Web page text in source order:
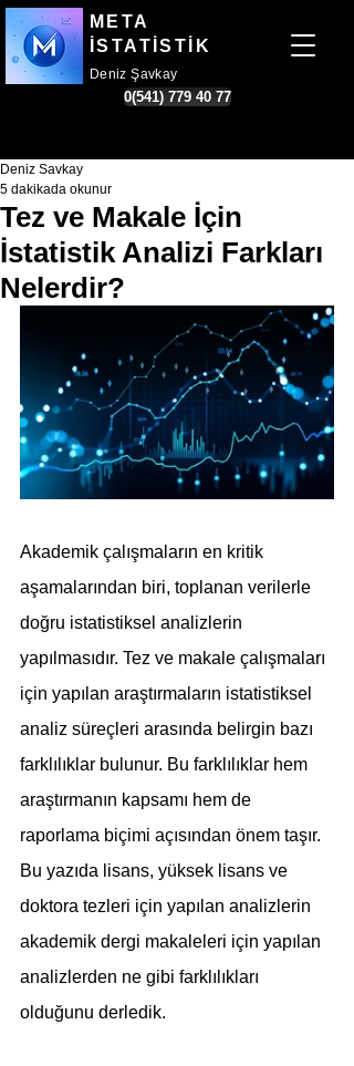
META
İSTATİSTİK
Deniz Şavkay
0(541) 779 40 77
Tez ve Makale İçin
İstatistik Analizi Farkları
Nelerdir?
Deniz Savkay
5 dakikada okunur
Akademik çalışmaların en kritik
aşamalarından biri, toplanan verilerle
doğru istatistiksel analizlerin
yapılmasıdır. Tez ve makale çalışmaları
için yapılan araştırmaların istatistiksel
analiz süreçleri arasında belirgin bazı
farklılıklar bulunur. Bu farklılıklar hem
araştırmanın kapsamı hem de
raporlama biçimi açısından önem taşır.
Bu yazıda lisans, yüksek lisans ve
doktora tezleri için yapılan analizlerin
akademik dergi makaleleri için yapılan
analizlerden ne gibi farklılıkları
olduğunu derledik.